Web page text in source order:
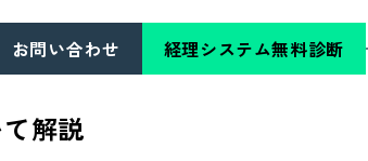
お問い合わせ 経理システム無料診断
解説